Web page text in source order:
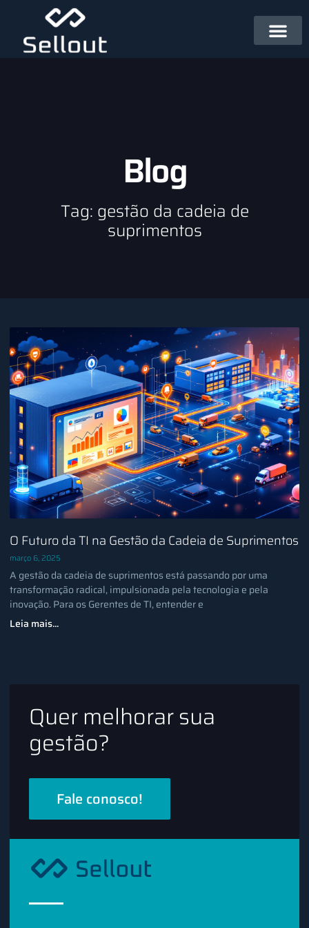
Blog
Tag: gestão da cadeia de
suprimentos
O Futuro da TI na Gestão da Cadeia de Suprimentos
março 6, 2025
A gestão da cadeia de suprimentos está passando por uma
transformação radical, impulsionada pela tecnologia e pela
inovação. Para os Gerentes de TI, entender e
Leia mais...
Quer melhorar sua
gestão?
Fale conosco!